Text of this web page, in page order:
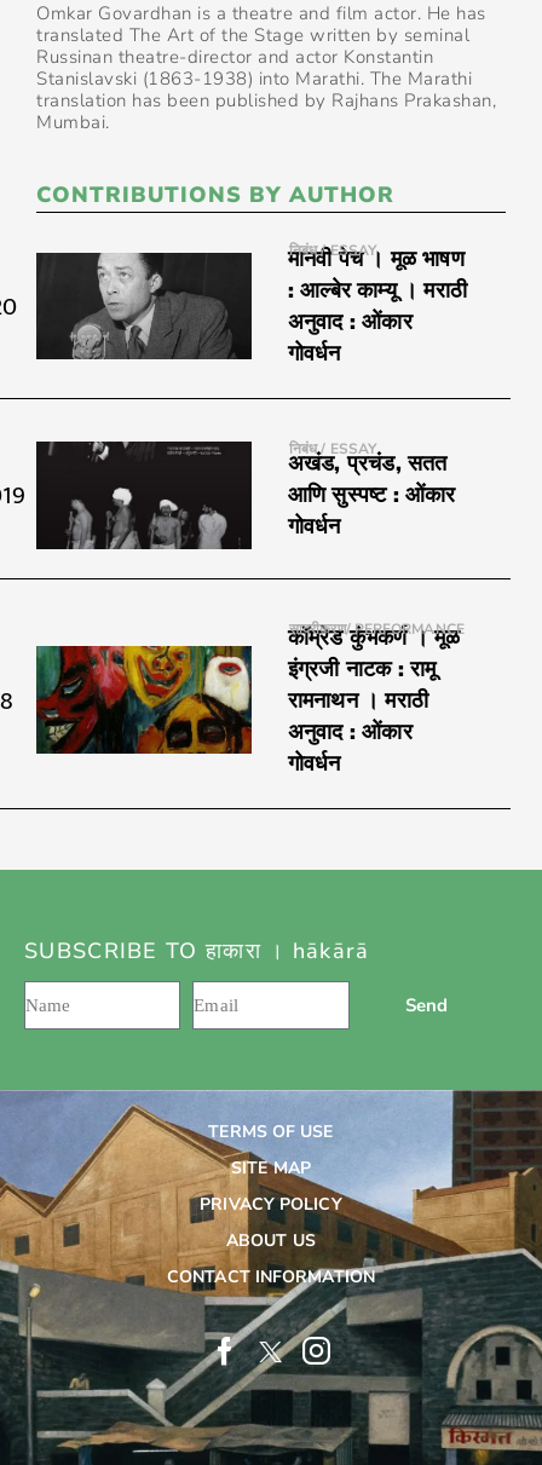
Omkar Govardhan is a theatre and film actor. He has
translated The Art of the Stage written by seminal
Russinan theatre-director and actor Konstantin
Stanislavski (1863-1938) into Marathi. The Marathi
translation has been published by Rajhans Prakashan,
Mumbai.
CONTRIBUTIONS BY AUTHOR
निबंध / ESSAY
मानवी पेच । मूळ भाषण
: आल्बेर काम्यू । मराठी
अनुवाद : ओंकार
गोवर्धन
निबंध / ESSAY
अखंड, प्रचंड, सतत
आणि सुस्पष्ट : ओंकार
गोवर्धन
सादरीकरण/ PERFORMANCE
कॉम्रेड कुंभकर्ण । मूळ
इंग्रजी नाटक : रामू
रामनाथन । मराठी
अनुवाद : ओंकार
गोवर्धन
SUBSCRIBE TO हाकारा । hākārā
Send
TERMS OF USE
SITE MAP
PRIVACY POLICY
ABOUT US
CONTACT INFORMATION